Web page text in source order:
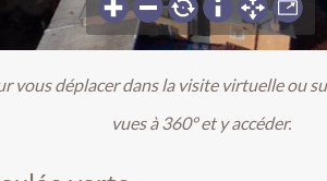
vous déplacer dans la visite virtuelle ou
vues à 360° et y accéder.